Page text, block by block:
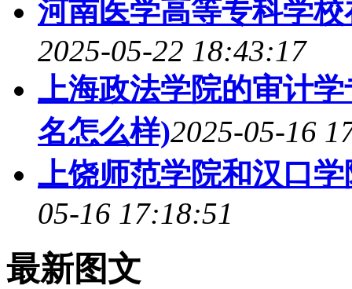
河南医学高等专科学
2025-05-22 18:43:17
上海政法学院的审计
名怎么样)2025-05-16
上饶师范学院和汉口
05-16 17:18:51
最新图文